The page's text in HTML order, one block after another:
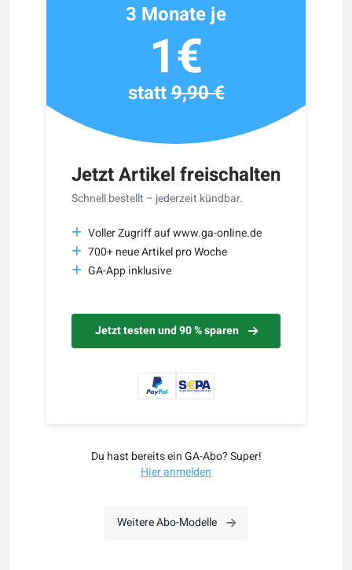
Jetzt Artikel freischalten
Schnell bestellt – jederzeit kündbar.
Voller Zugriff auf www.ga-online.de
700+ neue Artikel pro Woche
GA-App inklusive
Jetzt testen und 90 % sparen
3 Monate je
1€
statt9,90 €
Du hast bereits ein GA-Abo? Super!
Hier anmelden
Weitere Abo-Modelle